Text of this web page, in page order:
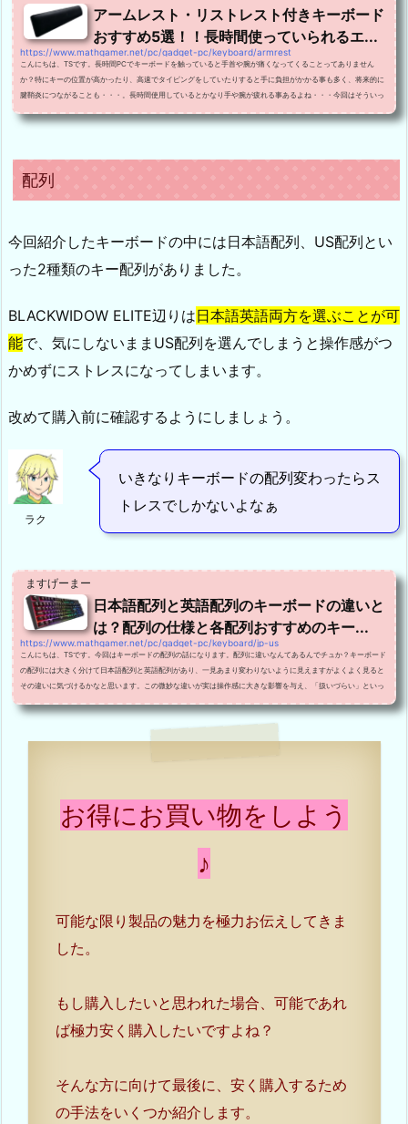
アームレスト・リストレスト付きキーボード
おすすめ5選！！長時間使っていられるエ...
https://www.mathgamer.net/pc/gadget-pc/keyboard/armrest
こんにちは、TSです。長時間PCでキーボードを触っていると手首や腕が痛くなってくることってありません
か？特にキーの位置が高かったり、高速でタイピングをしていたりすると手に負担がかかる事も多く、将来的に
腱鞘炎につながることも・・・。長時間使用しているとかなり手や腕が疲れる事あるよね・・・今回はそういっ
た状況に陥らないように、腕を休ませるような設計を取り入れたアームレスト(リストレスト)付きキーボードを
紹介していこうと思います！大抵のキーボードは筆者も所持しており、そのキーボードに関しては随時レビュ
配列
今回紹介したキーボードの中には日本語配列、US配列とい
った2種類のキー配列がありました。
BLACKWIDOW ELITE辺りは日本語英語両方を選ぶことが可
能で、気にしないままUS配列を選んでしまうと操作感がつ
かめずにストレスになってしまいます。
改めて購入前に確認するようにしましょう。
ラク
いきなりキーボードの配列変わったらス
トレスでしかないよなぁ
ますげーまー
日本語配列と英語配列のキーボードの違いと
は？配列の仕様と各配列おすすめのキー...
https://www.mathgamer.net/pc/gadget-pc/keyboard/jp-us
こんにちは、TSです。今回はキーボードの配列の話になります。配列に違いなんてあるんでチュか？キーボード
の配列には大きく分けて日本語配列と英語配列があり、一見あまり変わりないように見えますがよくよく見ると
その違いに気づけるかなと思います。この微妙な違いが実は操作感に大きな影響を与え、「扱いづらい」といっ
うとしている方は是非一度目を通していただきたく思います。日本語配列とは日本語配列のキーボードは普...
お得にお買い物をしよう
♪
可能な限り製品の魅力を極力お伝えしてきま
した。
もし購入したいと思われた場合、可能であれ
ば極力安く購入したいですよね？
そんな方に向けて最後に、安く購入するため
の手法をいくつか紹介します。